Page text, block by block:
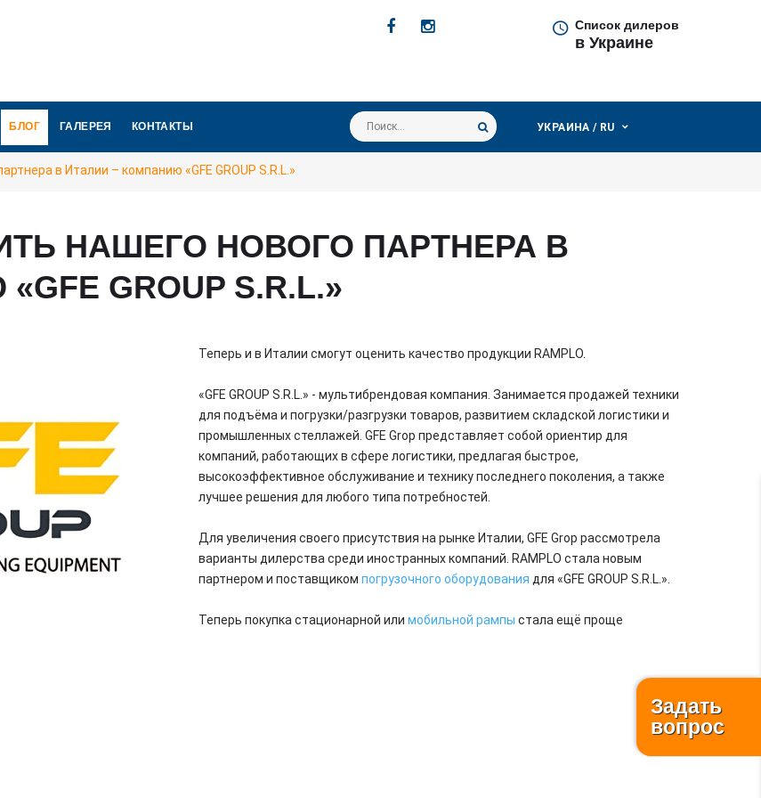
Список дилеров
в Украине
БЛОГ ГАЛЕРЕЯ КОНТАКТЫ Искать... УКРАИНА / RU
в Италии – компанию «GFE GROUP S.R.L.»
НАШЕГО НОВОГО ПАРТНЕРА В
GROUP S.R.L.»
Теперь и в Италии смогут оценить качество продукции RAMPLO.
«GFE GROUP S.R.L.» - мультибрендовая компания. Занимается продажей техники
для подъёма и погрузки/разгрузки товаров, развитием складской логистики и
промышленных стеллажей. GFE Grop представляет собой ориентир для
компаний, работающих в сфере логистики, предлагая быстрое,
высокоэффективное обслуживание и технику последнего поколения, а также
лучшее решения для любого типа потребностей.
Для увеличения своего присутствия на рынке Италии, GFE Grop рассмотрела
варианты дилерства среди иностранных компаний. RAMPLO стала новым
партнером и поставщиком погрузочного оборудования для «GFE GROUP S.R.L.».
Теперь покупка стационарной или мобильной рампы стала ещё проще
Задать
вопрос